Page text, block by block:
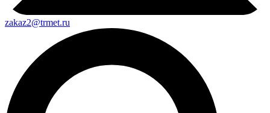
zakaz2@trmet.ru